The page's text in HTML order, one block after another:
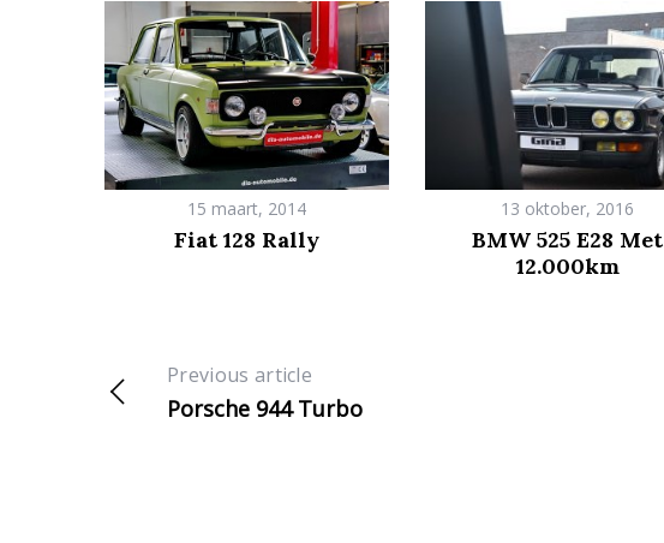
15 maart, 2014
Fiat 128 Rally
13 oktober, 2016
BMW 525 E28 Met
12.000km
Previous article
Porsche 944 Turbo
r
: